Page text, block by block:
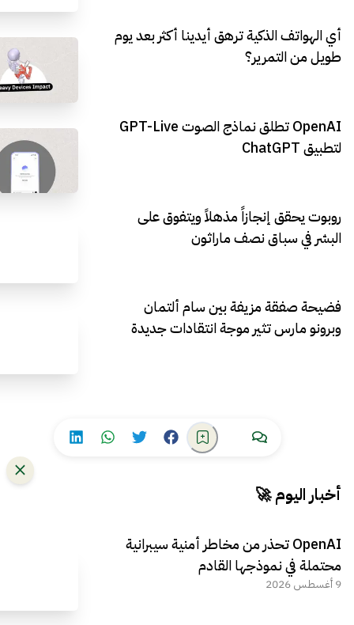
أي الهواتف الذكية ترهق أيدينا أكثر بعد يوم
طويل من التمرير؟
OpenAI تطلق نماذج الصوت GPT-Live
لتطبيق ChatGPT
روبوت يحقق إنجازاً مذهلاً ويتفوق على
البشر في سباق نصف ماراثون
فضيحة صفقة مزيفة بين سام ألتمان
وبرونو مارس تثير موجة انتقادات جديدة
أخبار اليوم 🚀
OpenAI تحذر من مخاطر أمنية سيبرانية
محتملة في نموذجها القادم
9 أغسطس 2026